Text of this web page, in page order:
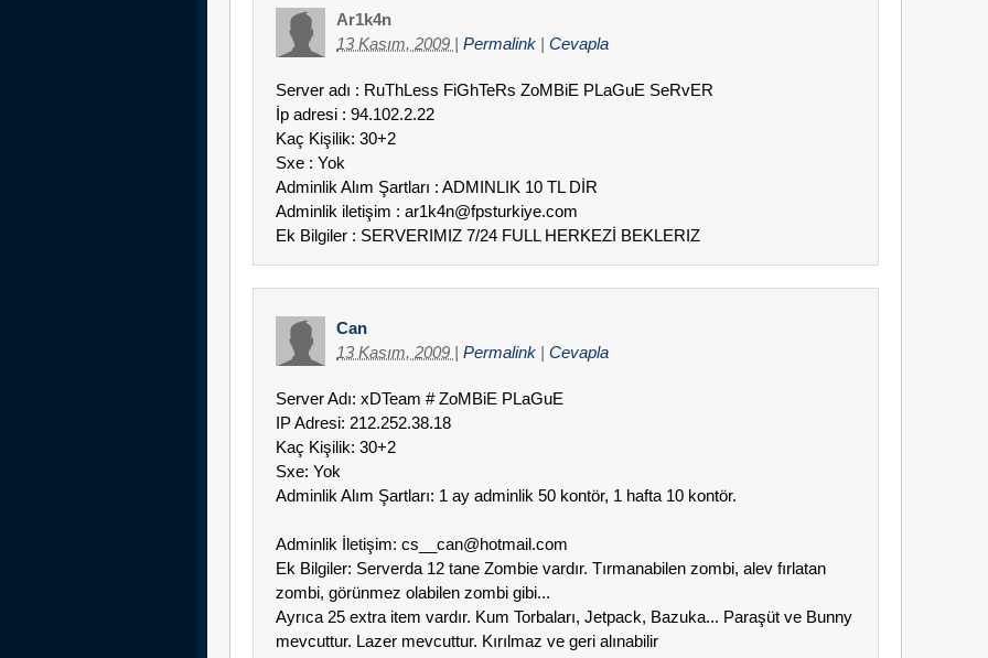
Ar1k4n
13 Kasım, 2009 | Permalink | Cevapla
Server adı : RuThLess FiGhTeRs ZoMBiE PLaGuE SeRvER
İp adresi : 94.102.2.22
Kaç Kişilik: 30+2
Sxe : Yok
Adminlik Alım Şartları : ADMINLIK 10 TL DİR
Adminlik iletişim : ar1k4n@fpsturkiye.com
Ek Bilgiler : SERVERIMIZ 7/24 FULL HERKEZİ BEKLERIZ
Can
13 Kasım, 2009 | Permalink | Cevapla
Server Adı: xDTeam # ZoMBiE PLaGuE
IP Adresi: 212.252.38.18
Kaç Kişilik: 30+2
Sxe: Yok
Adminlik Alım Şartları: 1 ay adminlik 50 kontör, 1 hafta 10 kontör.
Adminlik İletişim: cs__can@hotmail.com
Ek Bilgiler: Serverda 12 tane Zombie vardır. Tırmanabilen zombi, alev fırlatan
zombi, görünmez olabilen zombi gibi...
Ayrıca 25 extra item vardır. Kum Torbaları, Jetpack, Bazuka... Paraşüt ve Bunny
mevcuttur. Lazer mevcuttur. Kırılmaz ve geri alınabilir